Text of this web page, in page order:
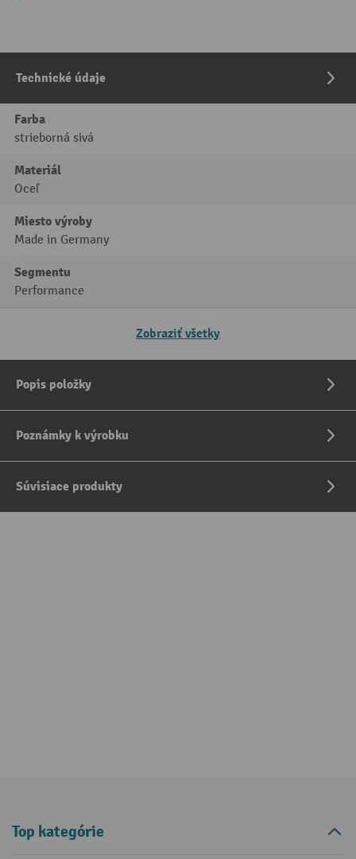
Technické údaje
Farba
strieborná sivá
Materiál
Oceľ
Miesto výroby
Made in Germany
Segmentu
Performance
Zobraziť všetky
Popis položky
Poznámky k výrobku
Súvisiace produkty
Top kategórie